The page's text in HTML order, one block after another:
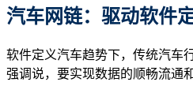
汽车网链：驱动软件
软件定义汽车趋势下，传统汽车
强调说，要实现数据的顺畅流通